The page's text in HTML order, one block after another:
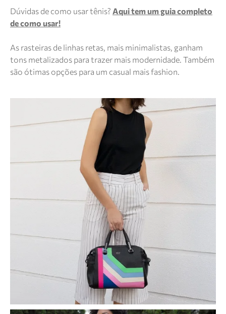
Dúvidas de como usar tênis? Aqui tem um guia completo
de como usar!
As rasteiras de linhas retas, mais minimalistas, ganham
tons metalizados para trazer mais modernidade. Também
são ótimas opções para um casual mais fashion.